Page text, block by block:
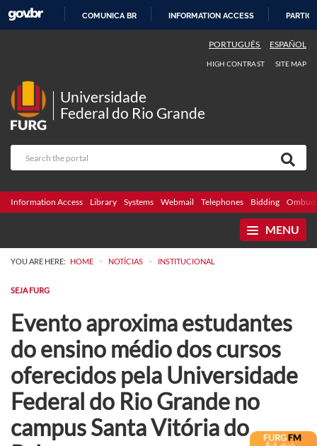
COMUNICA BR INFORMATION ACCESS
PORTUGUÊS ESPAÑOL
HIGH CONTRAST SITE MAP
Universidade
Federal do Rio Grande
Information Access Library Systems Webmail Telephones Bidding
MENU
YOU ARE HERE: HOME > NOTÍCIAS > INSTITUCIONAL
SEJA FURG
Evento aproxima estudantes
do ensino médio dos cursos
oferecidos pela Universidade
Federal do Rio Grande no
campus Santa Vitória do